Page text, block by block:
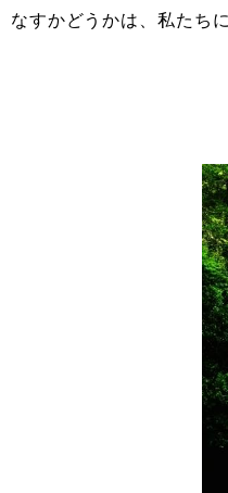
なすかどうかは、私たち